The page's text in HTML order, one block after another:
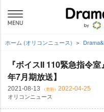
ホーム (オリコンニュース)
『ボイスII 110緊急指令
年7月期放送】
2021-08-13 （更新） 2022-04-25
オリコンニュース